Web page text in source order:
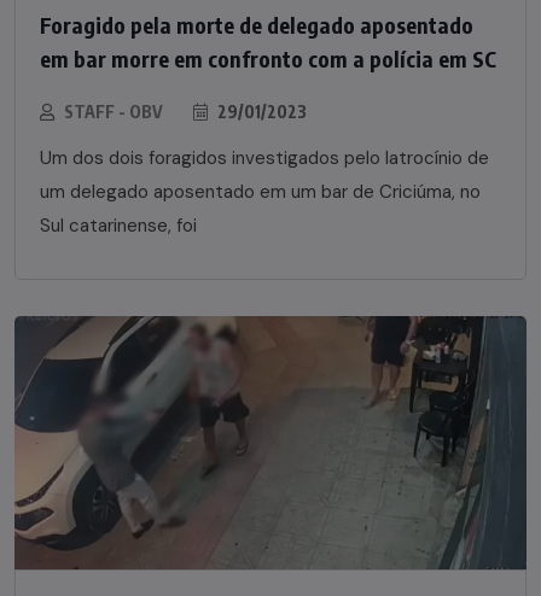
Foragido pela morte de delegado aposentado
em bar morre em confronto com a polícia em SC
STAFF - OBV 29/01/2023
Um dos dois foragidos investigados pelo latrocínio de
um delegado aposentado em um bar de Criciúma, no
Sul catarinense, foi